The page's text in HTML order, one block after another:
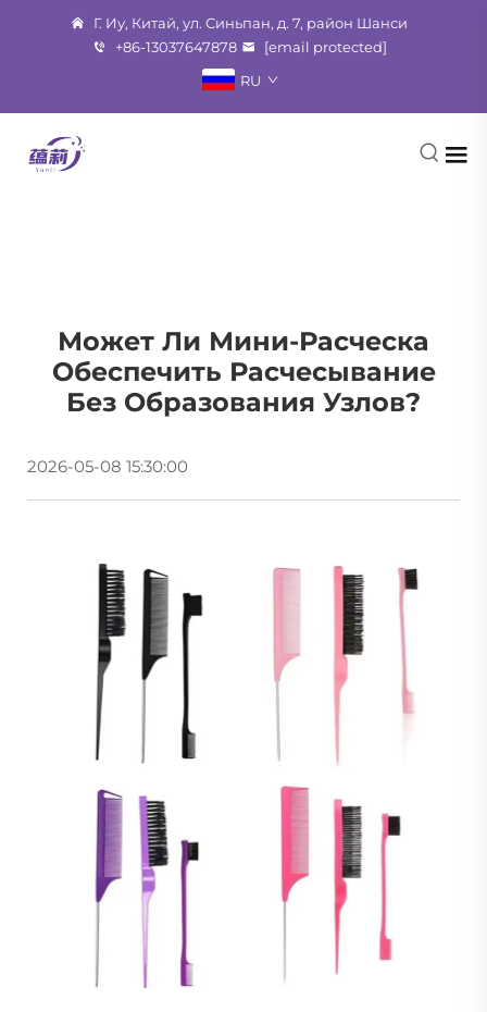
Г. Иу, Китай, ул. Синьпан, д. 7, район Шанси
+86-13037647878
[email protected]
RU
Может Ли Мини-Расческа
Обеспечить Расчесывание
Без Образования Узлов?
2026-05-08 15:30:00